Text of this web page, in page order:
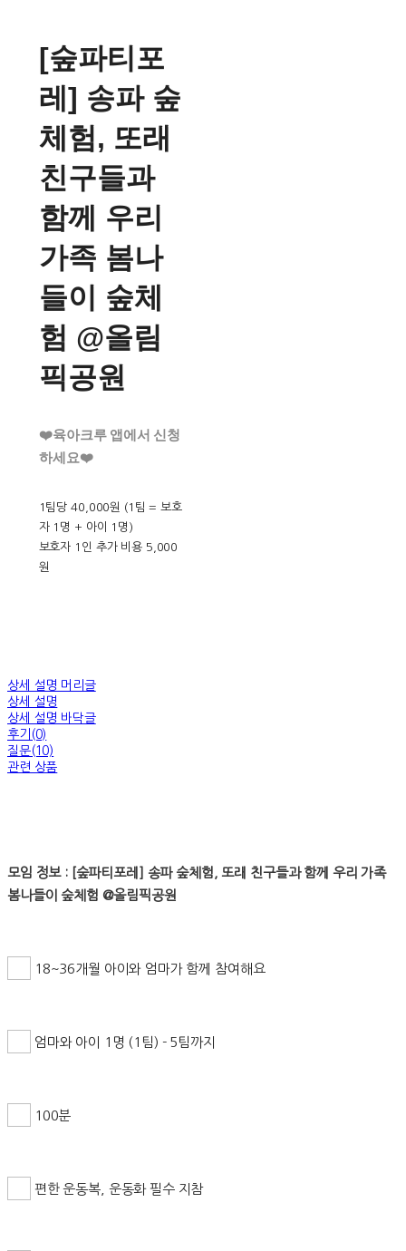
[숲파티포
레] 송파 숲
체험, 또래
친구들과
함께 우리
가족 봄나
들이 숲체
험 @올림
픽공원
❤️육아크루 앱에서 신청
하세요❤️
1팀당 40,000원 (1팀 = 보호
자 1명 + 아이 1명)
보호자 1인 추가 비용 5,000
원
상세 설명 머리글
상세 설명
상세 설명 바닥글
후기(0)
질문(10)
관련 상품
모임 정보 : [숲파티포레] 송파 숲체험, 또래 친구들과 함께 우리 가족
봄나들이 숲체험 @올림픽공원
18~36개월 아이와 엄마가 함께 참여해요
엄마와 아이 1명 (1팀) - 5팀까지
100분
편한 운동복, 운동화 필수 지참